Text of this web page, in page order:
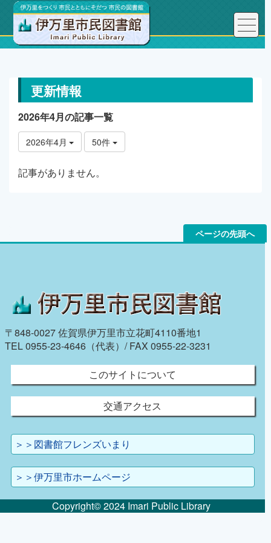
トップページ 更新情報
更新情報
2026年4月の記事一覧
2026年4月 50件
記事がありません。
ページの先頭へ
〒848-0027 佐賀県伊万里市立花町4110番地1
TEL 0955-23-4646（代表）/ FAX 0955-22-3231
このサイトについて
交通アクセス
＞＞図書館フレンズいまり
＞＞伊万里市ホームページ
Copyright© 2024 Imari Public Library